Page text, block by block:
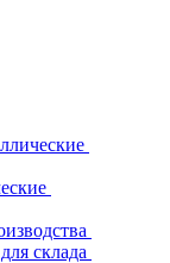
склада